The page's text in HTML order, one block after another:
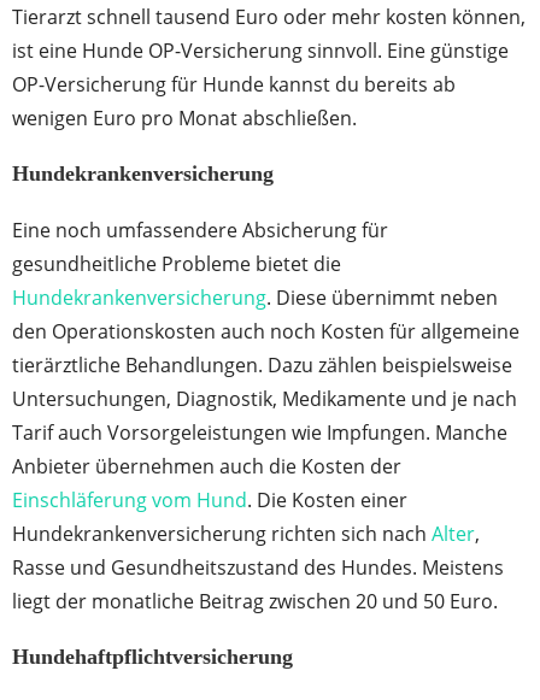
Tierarzt schnell tausend Euro oder mehr kosten können,
ist eine Hunde OP-Versicherung sinnvoll. Eine günstige
OP-Versicherung für Hunde kannst du bereits ab
wenigen Euro pro Monat abschließen.
Hundekrankenversicherung
Eine noch umfassendere Absicherung für
gesundheitliche Probleme bietet die
Hundekrankenversicherung. Diese übernimmt neben
den Operationskosten auch noch Kosten für allgemeine
tierärztliche Behandlungen. Dazu zählen beispielsweise
Untersuchungen, Diagnostik, Medikamente und je nach
Tarif auch Vorsorgeleistungen wie Impfungen. Manche
Anbieter übernehmen auch die Kosten der
Einschläferung vom Hund. Die Kosten einer
Hundekrankenversicherung richten sich nach Alter,
Rasse und Gesundheitszustand des Hundes. Meistens
liegt der monatliche Beitrag zwischen 20 und 50 Euro.
Hundehaftpflichtversicherung